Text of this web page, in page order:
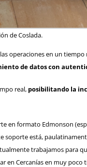
de Coslada.
operaciones en un
de datos con
real, posibilitando la
en formato Edmonson
soporte está,
trabajamos para
en Cercanías en muy poco